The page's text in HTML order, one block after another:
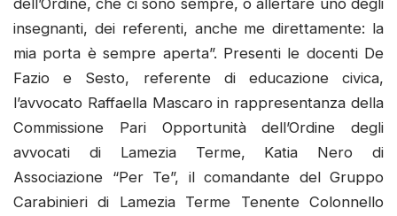
insegnanti, dei referenti, anche me direttamente: la
mia porta è sempre aperta”. Presenti le docenti De
Fazio e Sesto, referente di educazione civica,
l’avvocato Raffaella Mascaro in rappresentanza della
Commissione Pari Opportunità dell’Ordine degli
avvocati di Lamezia Terme, Katia Nero di
Associazione “Per Te”, il comandante del Gruppo
Carabinieri di Lamezia Terme Tenente Colonnello